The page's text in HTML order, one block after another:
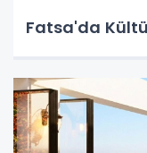
Fatsa'da